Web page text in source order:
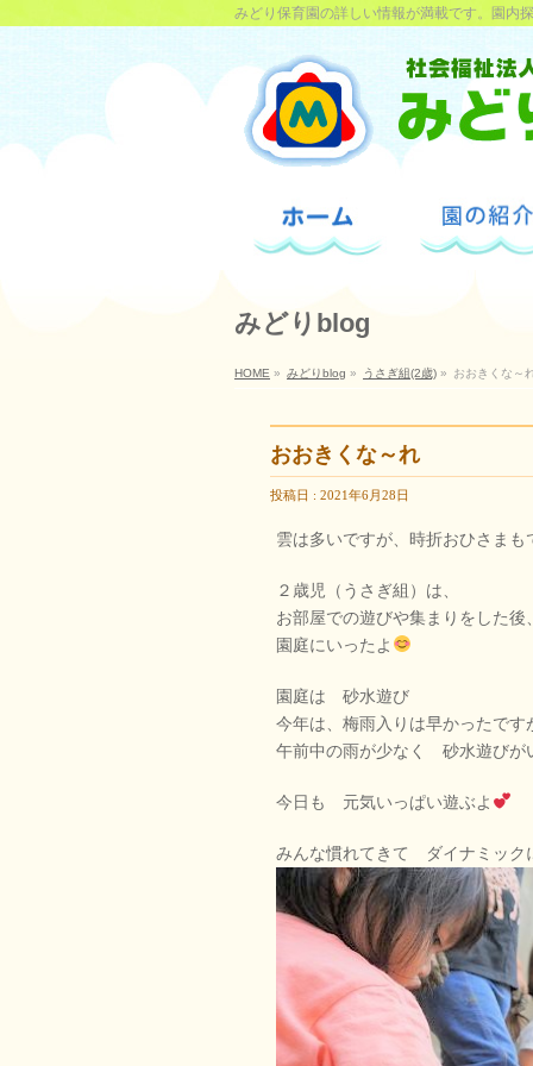
みどり保育園の詳しい情報が満載です。園内
みどりblog
HOME » みどりblog » うさぎ組(2歳) » おおきくな～
おおきくな～れ
投稿日 : 2021年6月28日
雲は多いですが、時折おひさまも
２歳児（うさぎ組）は、
お部屋での遊びや集まりをした後
園庭にいったよ
園庭は 砂水遊び
今年は、梅雨入りは早かったです
午前中の雨が少なく 砂水遊びが
今日も 元気いっぱい遊ぶよ
みんな慣れてきて ダイナミック